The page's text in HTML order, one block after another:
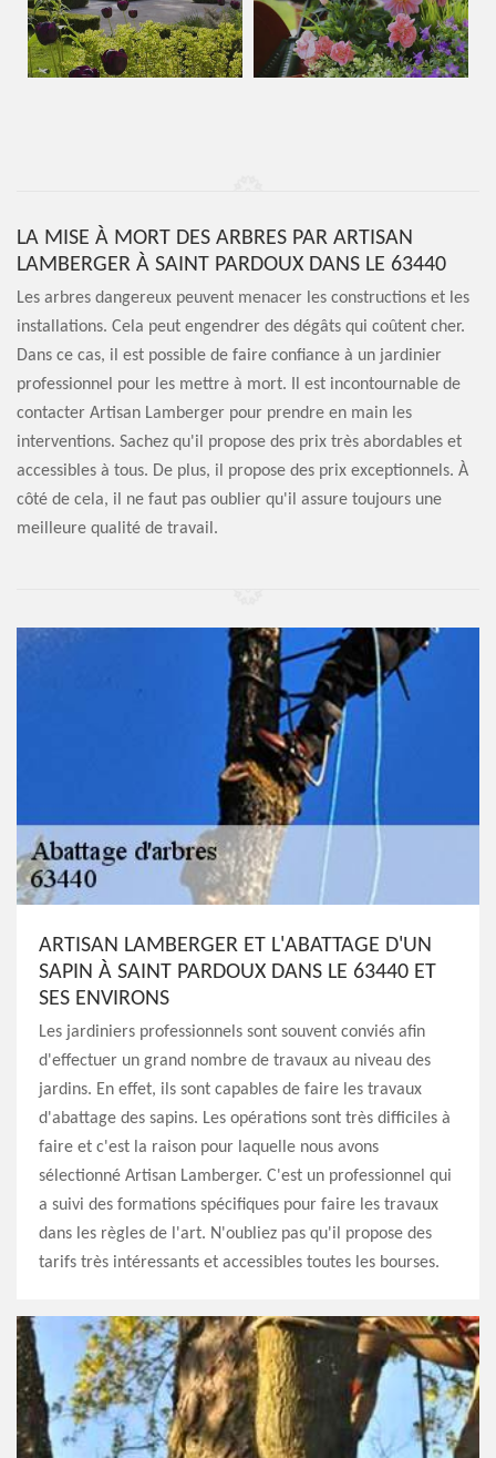
LA MISE À MORT DES ARBRES PAR ARTISAN
LAMBERGER À SAINT PARDOUX DANS LE 63440
Les arbres dangereux peuvent menacer les constructions et les
installations. Cela peut engendrer des dégâts qui coûtent cher.
Dans ce cas, il est possible de faire confiance à un jardinier
professionnel pour les mettre à mort. Il est incontournable de
contacter Artisan Lamberger pour prendre en main les
interventions. Sachez qu'il propose des prix très abordables et
accessibles à tous. De plus, il propose des prix exceptionnels. À
côté de cela, il ne faut pas oublier qu'il assure toujours une
meilleure qualité de travail.
ARTISAN LAMBERGER ET L'ABATTAGE D'UN
SAPIN À SAINT PARDOUX DANS LE 63440 ET
SES ENVIRONS
Les jardiniers professionnels sont souvent conviés afin
d'effectuer un grand nombre de travaux au niveau des
jardins. En effet, ils sont capables de faire les travaux
d'abattage des sapins. Les opérations sont très difficiles à
faire et c'est la raison pour laquelle nous avons
sélectionné Artisan Lamberger. C'est un professionnel qui
a suivi des formations spécifiques pour faire les travaux
dans les règles de l'art. N'oubliez pas qu'il propose des
tarifs très intéressants et accessibles toutes les bourses.